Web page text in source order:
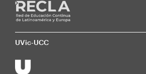
UVic-UCC